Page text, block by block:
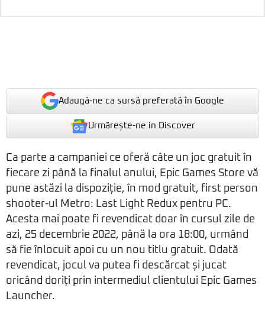
Adaugă-ne ca sursă preferată în Google
Urmărește-ne in Discover
Ca parte a campaniei ce oferă câte un joc gratuit în
fiecare zi până la finalul anului, Epic Games Store vă
pune astăzi la dispoziție, în mod gratuit, first person
shooter-ul Metro: Last Light Redux pentru PC.
Acesta mai poate fi revendicat doar în cursul zile de
azi, 25 decembrie 2022, până la ora 18:00, urmând
să fie înlocuit apoi cu un nou titlu gratuit. Odată
revendicat, jocul va putea fi descărcat și jucat
oricând doriți prin intermediul clientului Epic Games
Launcher.